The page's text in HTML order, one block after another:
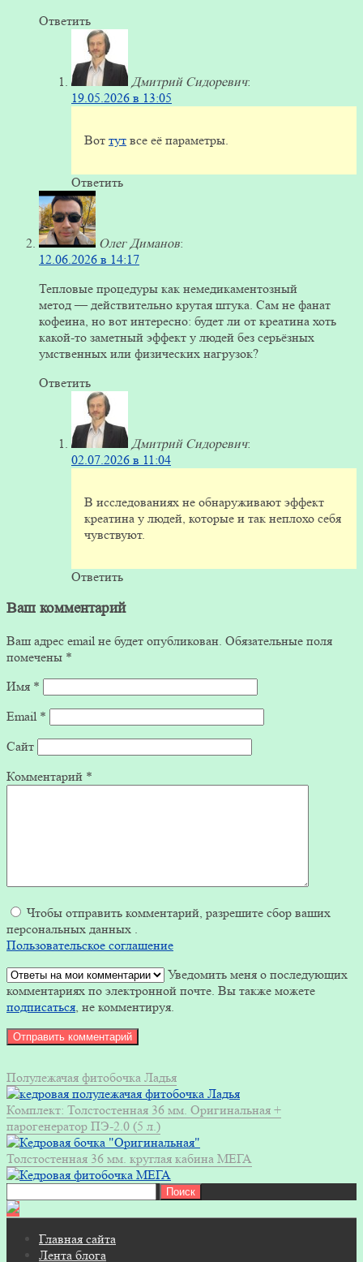
Ответить
Дмитрий Сидоревич:
19.05.2026 в 13:05
Вот тут все её параметры.
Ответить
Олег Диманов:
12.06.2026 в 14:17
Тепловые процедуры как немедикаментозный
метод — действительно крутая штука. Сам не фанат
кофеина, но вот интересно: будет ли от креатина хоть
какой-то заметный эффект у людей без серьёзных
умственных или физических нагрузок?
Ответить
Дмитрий Сидоревич:
02.07.2026 в 11:04
В исследованиях не обнаруживают эффект
креатина у людей, которые и так неплохо себя
чувствуют.
Ответить
Ваш комментарий
Ваш адрес email не будет опубликован. Обязательные поля
помечены *
Имя *
Email *
Сайт
Комментарий *
Чтобы отправить комментарий, разрешите сбор ваших
персональных данных .
Пользовательское соглашение
Уведомить меня о последующих
комментариях по электронной почте. Вы также можете
подписаться, не комментируя.
Полулежачая фитобочка Ладья
Комплект: Толстостенная 36 мм. Оригинальная +
парогенератор ПЭ-2.0 (5 л.)
Толстостенная 36 мм. круглая кабина МЕГА
Главная сайта
Лента блога